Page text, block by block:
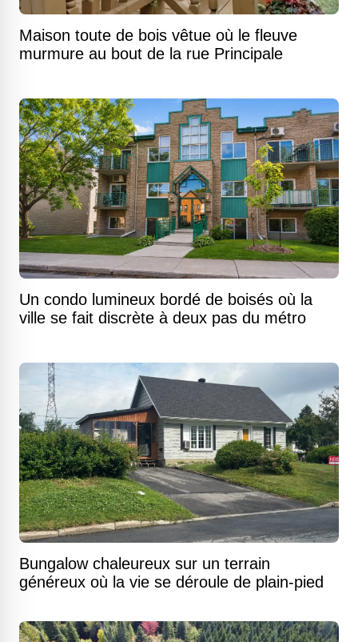
Maison toute de bois vêtue où le fleuve
murmure au bout de la rue Principale
Un condo lumineux bordé de boisés où la
ville se fait discrète à deux pas du métro
Bungalow chaleureux sur un terrain
généreux où la vie se déroule de plain-pied